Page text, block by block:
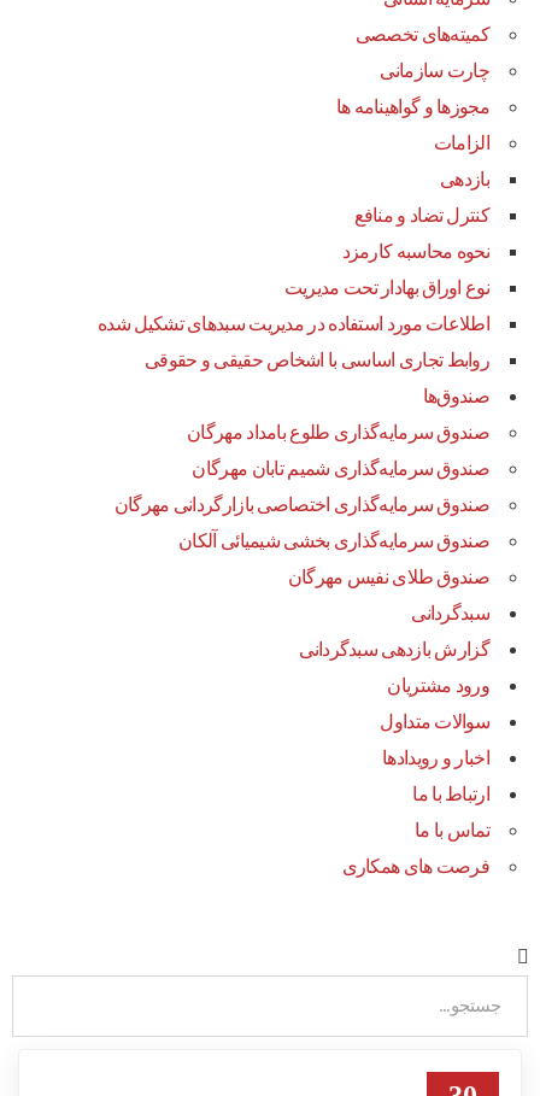
کمیته‌های تخصصی
چارت سازمانی
مجوزها و گواهینامه ها
الزامات
بازدهی
کنترل تضاد و منافع
نحوه محاسبه کارمزد
نوع اوراق بهادار تحت مدیریت
اطلاعات مورد استفاده در مدیریت سبدهای تشکیل شده
روابط تجاری اساسی با اشخاص حقیقی و حقوقی
صندوق‌ها
صندوق سرمایه‌گذاری طلوع بامداد مهرگان
صندوق سرمایه‌گذاری شمیم تابان مهرگان
صندوق سرمایه‌گذاری اختصاصی بازارگردانی مهرگان
صندوق سرمایه‌گذاری بخشی شیمیائی آلکان
صندوق طلای نفیس مهرگان
سبدگردانی
گزارش بازدهی سبدگردانی
ورود مشتریان
سوالات متداول
اخبار و رویدادها
ارتباط با ما
تماس با ما
فرصت های همکاری